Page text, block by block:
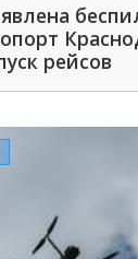
рейсов